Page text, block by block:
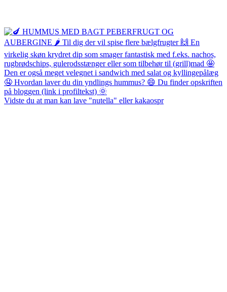
Vidste du at man kan lave "nutella" eller kakaospr